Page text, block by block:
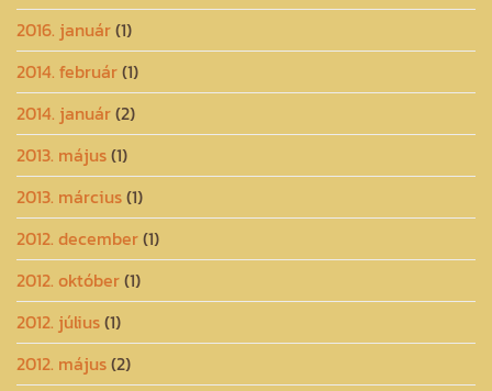
2016. január(1)
2014. február(1)
2014. január(2)
2013. május(1)
2013. március(1)
2012. december(1)
2012. október(1)
2012. július(1)
2012. május(2)